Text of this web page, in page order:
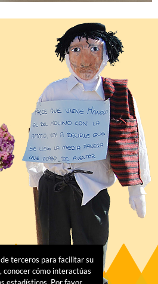
terceros para facilitar su
conocer cómo interactúas